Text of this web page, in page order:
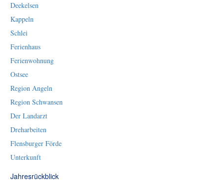
Deekelsen
Kappeln
Schlei
Ferienhaus
Ferienwohnung
Ostsee
Region Angeln
Region Schwansen
Der Landarzt
Dreharbeiten
Flensburger Förde
Unterkunft
Jahresrückblick